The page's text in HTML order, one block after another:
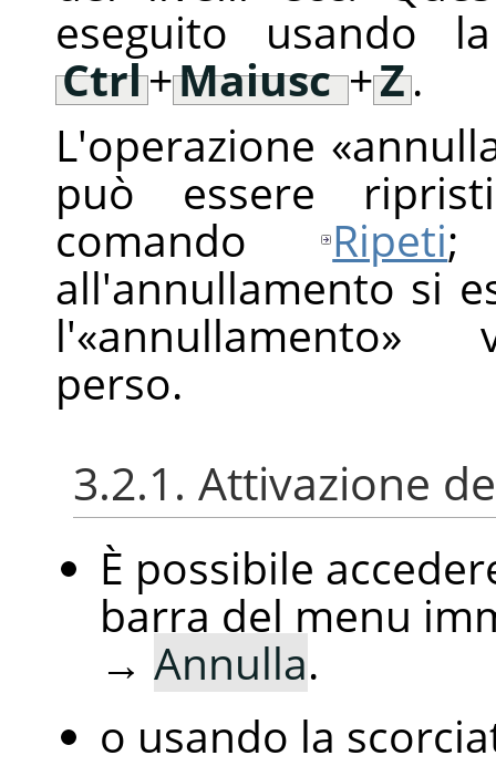
eseguito usando
Ctrl+Maiusc+Z.
L'operazione «
può essere
comando
Ripeti;
all'annullamento si
l'«annullamento»
perso.
3.2.1. Attivazione
È possibile
barra del menu
→ Annulla.
o usando la